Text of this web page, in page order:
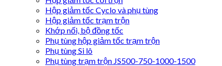
Hộp giảm tốc Cyclo và phụ tùng
Hộp giảm tốc trạm trộn
Khớp nối, bộ đồng tốc
Phụ tùng hộp giảm tốc trạm trộn
Phụ tùng Si lô
Phụ tùng trạm trộn JS500-750-1000-1500